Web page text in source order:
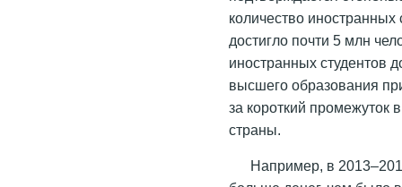
количество иностранных
достигло почти 5 млн
иностранных студентов
высшего образования
за короткий промежуток
страны.
Например, в